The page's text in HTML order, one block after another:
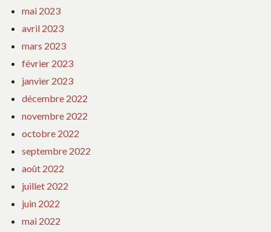
mai 2023
avril 2023
mars 2023
février 2023
janvier 2023
décembre 2022
novembre 2022
octobre 2022
septembre 2022
août 2022
juillet 2022
juin 2022
mai 2022